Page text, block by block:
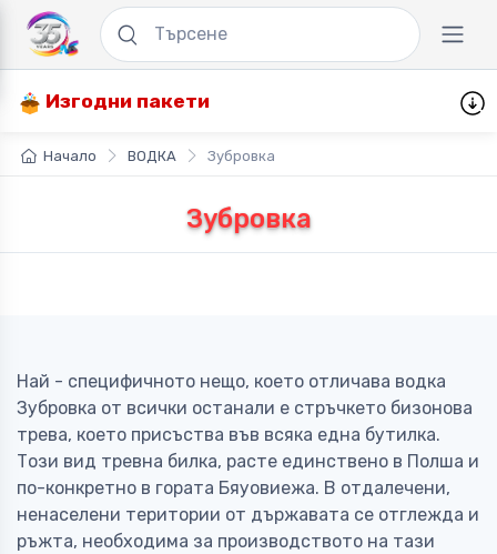
Изгодни пакети
Начало ВОДКА Зубровка
Зубровка
Най - специфичното нещо, което отличава водка
Зубровка от всички останали е стръчкето бизонова
трева, което присъства във всяка една бутилка.
Този вид тревна билка, расте единствено в Полша и
по-конкретно в гората Бяуовиежа. В отдалечени,
ненаселени територии от държавата се отглежда и
ръжта, необходима за производството на тази